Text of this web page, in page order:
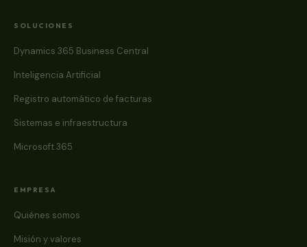
SOLUCIONES
Dynamics 365 Business Central
Inteligencia Artificial
Registro automático de facturas
Sistemas e infraestructura
Microsoft 365
EMPRESA
Quiénes somos
Misión y valores